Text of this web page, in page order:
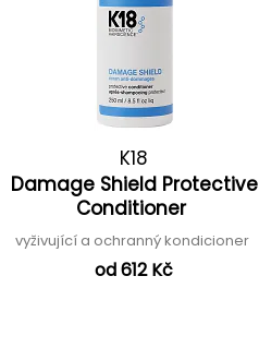
K18
Damage Shield Protective
Conditioner
vyživující a ochranný kondicioner
od 612 Kč